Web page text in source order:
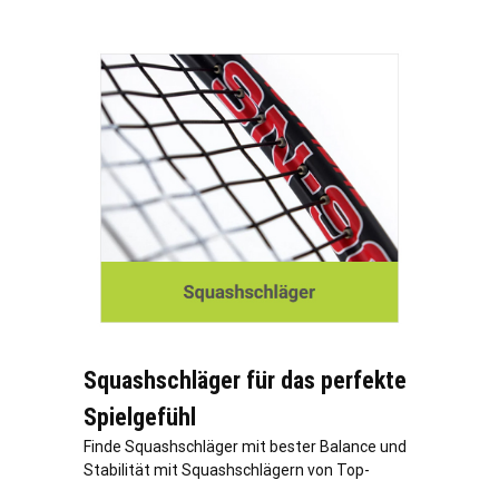
Squashschläger für das perfekte
Spielgefühl
Finde Squashschläger mit bester Balance und
Stabilität mit Squashschlägern von Top-